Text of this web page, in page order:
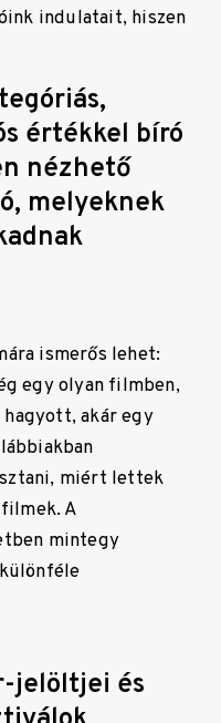
indulatait, hiszen
értékkel bíró
nézhető
melyeknek
ismerős lehet:
egy olyan filmben,
akár egy
miért lettek
A
mintegy
jelöltjei és